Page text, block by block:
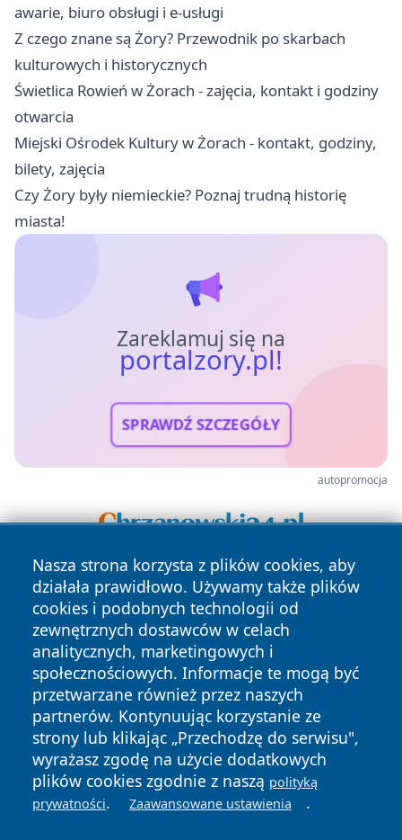
awarie, biuro obsługi i e-usługi
Z czego znane są Żory? Przewodnik po skarbach
kulturowych i historycznych
Świetlica Rowień w Żorach - zajęcia, kontakt i godziny
otwarcia
Miejski Ośrodek Kultury w Żorach - kontakt, godziny,
bilety, zajęcia
Czy Żory były niemieckie? Poznaj trudną historię
miasta!
Zareklamuj się na
portalzory.pl!
SPRAWDŹ SZCZEGÓŁY
autopromocja
Nasza strona korzysta z plików cookies, aby
działała prawidłowo. Używamy także plików
cookies i podobnych technologii od
zewnętrznych dostawców w celach
analitycznych, marketingowych i
społecznościowych. Informacje te mogą być
przetwarzane również przez naszych
partnerów. Kontynuując korzystanie ze
strony lub klikając „Przechodzę do serwisu",
wyrażasz zgodę na użycie dodatkowych
plików cookies zgodnie z naszą polityką
prywatności. Zaawansowane ustawienia .
Copyright © 2026 portalzory.pl Wszystkie prawa zastrzeżone.
News Autorzy
Polityka
Prywatności
Polityka
Cookies